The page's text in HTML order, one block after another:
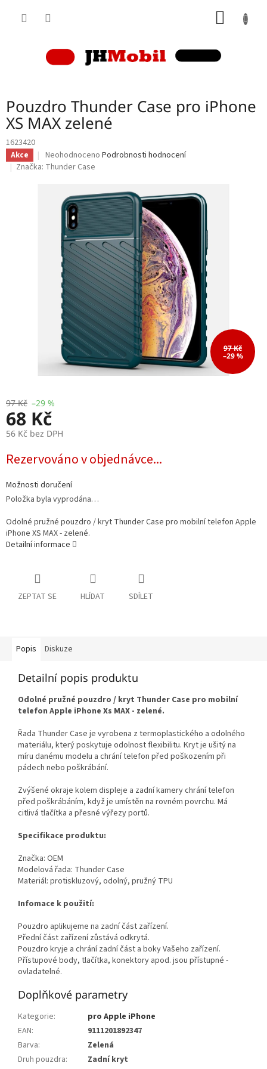
Pouzdro Thunder Case pro iPhone
XS MAX zelené
1623420
Akce
Průměrné
hodnocení
hvězdiček.
Neohodnoceno Podrobnosti hodnocení
Značka: Thunder Case
97 Kč
–29 %
97 Kč –29 %
68 Kč
56 Kč bez DPH
cena:
Rezervováno v objednávce...
Možnosti doručení
Položka byla vyprodána…
Odolné pružné pouzdro / kryt Thunder Case pro mobilní telefon Apple
iPhone XS MAX - zelené.
Detailní informace
ZEPTAT SE HLÍDAT SDÍLET
Popis Diskuze
Detailní popis produktu
Odolné pružné pouzdro / kryt Thunder Case pro mobilní
telefon Apple iPhone Xs MAX - zelené.
Řada Thunder Case je vyrobena z termoplastického a odolného
materiálu, který poskytuje odolnost flexibilitu. Kryt je ušitý na
míru danému modelu a chrání telefon před poškozením při
pádech nebo poškrábání.
Zvýšené okraje kolem displeje a zadní kamery chrání telefon
před poškrábáním, když je umístěn na rovném povrchu. Má
citlivá tlačítka a přesné výřezy portů.
Specifikace produktu:
Značka: OEM
Modelová řada: Thunder Case
Materiál: protiskluzový, odolný, pružný TPU
Infomace k použití:
Pouzdro aplikujeme na zadní část zařízení.
Přední část zařízení zůstává odkrytá.
Pouzdro kryje a chrání zadní část a boky Vašeho zařízení.
Přístupové body, tlačítka, konektory apod. jsou přístupné -
ovladatelné.
Doplňkové parametry
Kategorie:
pro Apple iPhone
EAN:
9111201892347
Barva:
Zelená
Druh pouzdra:
Zadní kryt